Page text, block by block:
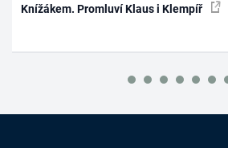
Knížákem. Promluví Klaus i Klempíř